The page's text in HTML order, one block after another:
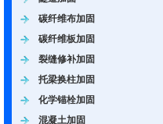
碳纤维布加固
碳纤维板加固
裂缝修补加固
托梁换柱加固
化学锚栓加固
混凝土加固